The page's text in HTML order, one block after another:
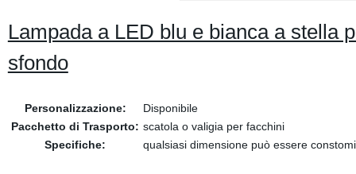
Lampada a LED blu e bianca a stella
sfondo
Personalizzazione:
Disponibile
Pacchetto di Trasporto: scatola o valigia per facchini
Specifiche:
qualsiasi dimensione può essere